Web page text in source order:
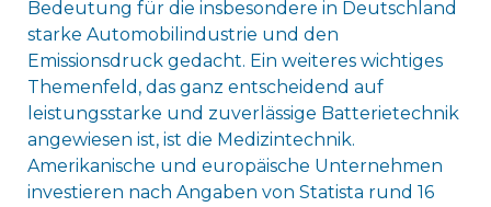
Bedeutung für die insbesondere in Deutschland
starke Automobilindustrie und den
Emissionsdruck gedacht. Ein weiteres wichtiges
Themenfeld, das ganz entscheidend auf
leistungsstarke und zuverlässige Batterietechnik
angewiesen ist, ist die Medizintechnik.
Amerikanische und europäische Unternehmen
investieren nach Angaben von Statista rund 16